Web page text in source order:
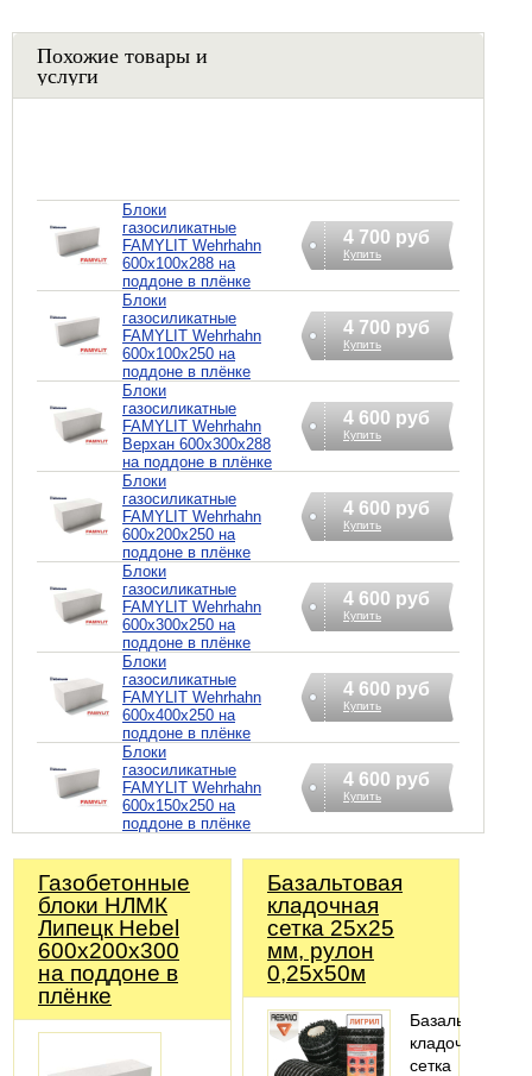
Похожие товары и
услуги
Блоки
газосиликатные
FAMYLIT Wehrhahn
600x100x288 на
поддоне в плёнке
4 700 руб
Купить
Блоки
газосиликатные
FAMYLIT Wehrhahn
600x100x250 на
поддоне в плёнке
4 700 руб
Купить
Блоки
газосиликатные
FAMYLIT Wehrhahn
Верхан 600x300x288
на поддоне в плёнке
4 600 руб
Купить
Блоки
газосиликатные
FAMYLIT Wehrhahn
600x200x250 на
поддоне в плёнке
4 600 руб
Купить
Блоки
газосиликатные
FAMYLIT Wehrhahn
600x300x250 на
поддоне в плёнке
4 600 руб
Купить
Блоки
газосиликатные
FAMYLIT Wehrhahn
600x400x250 на
поддоне в плёнке
4 600 руб
Купить
Блоки
газосиликатные
FAMYLIT Wehrhahn
600x150x250 на
поддоне в плёнке
4 600 руб
Купить
Газобетонные
блоки НЛМК
Липецк Hebel
600x200x300
на поддоне в
плёнке
Базальтовая
кладочная
сетка 25х25
мм, рулон
0,25х50м
Базальтовая
кладочная
сетка